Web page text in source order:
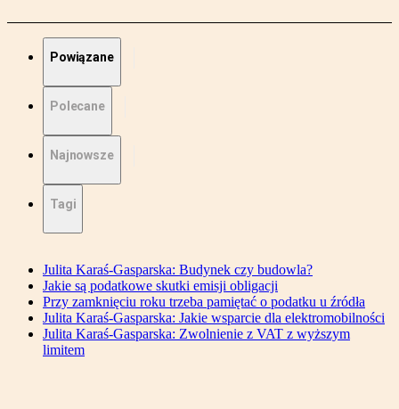
Powiązane
Polecane
Najnowsze
Tagi
Julita Karaś-Gasparska: Budynek czy budowla?
Jakie są podatkowe skutki emisji obligacji
Przy zamknięciu roku trzeba pamiętać o podatku u źródła
Julita Karaś-Gasparska: Jakie wsparcie dla elektromobilności
Julita Karaś-Gasparska: Zwolnienie z VAT z wyższym
limitem